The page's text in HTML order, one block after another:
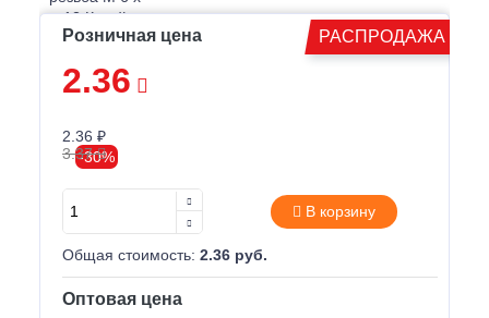
Розничная цена РАСПРОДАЖА
2.36
2.36 ₽
-30%
3.37
В корзину
Общая стоимость: 2.36 руб.
Оптовая цена